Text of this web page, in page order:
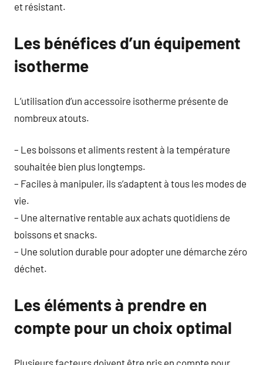
et résistant.
Les bénéfices d’un équipement
isotherme
L’utilisation d’un accessoire isotherme présente de
nombreux atouts.
– Les boissons et aliments restent à la température
souhaitée bien plus longtemps.
– Faciles à manipuler, ils s’adaptent à tous les modes de
vie.
– Une alternative rentable aux achats quotidiens de
boissons et snacks.
– Une solution durable pour adopter une démarche zéro
déchet.
Les éléments à prendre en
compte pour un choix optimal
Plusieurs facteurs doivent être pris en compte pour